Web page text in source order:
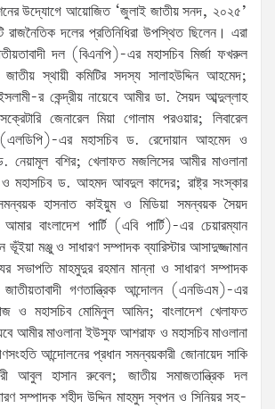
উদ্যোগে আয়োজিত ‘জুলাই জাতীয় সনদ, ২০২৫’
রাজনৈতিক দলের প্রতিনিধিরা উপস্থিত ছিলেন। এরা
দল (বিএনপি)-এর মহাসচিব মির্জা ফখরুল
স্থায়ী কমিটির সদস্য সালাহউদ্দিন আহমেদ;
র কেন্দ্রীয় নায়েবে আমীর ডা. সৈয়দ আব্দুল্লাহ
জেনারেল মিয়া গোলাম পরওয়ার; লিবারেল
(এলডিপি)-এর মহাসচিব ড. রেদোয়ান আহমেদ ও
নেয়ামূল বশির; খেলাফত মজলিসের আমীর মাওলানা
মহাসচিব ড. আহমদ আবদুল কাদের; রাষ্ট্র সংস্কার
হাসনাত কাইয়ুম ও মিডিয়া সমন্বয়ক সৈয়দ
বাংলাদেশ পার্টি (এবি পার্টি)-এর চেয়ারম্যান
ভূঁইয়া মঞ্জু ও সাধারণ সম্পাদক ব্যারিস্টার আসাদুজ্জামান
সভাপতি মাহমুদুর রহমান মান্না ও সাধারণ সম্পাদক
গণতান্ত্রিক আন্দোলন (এনডিএম)-এর
ও মহাসচিব মোমিনুল আমিন; বাংলাদেশ খেলাফত
আমীর মাওলানা ইউসুফ আশরাফ ও মহাসচিব মাওলানা
আন্দোলনের প্রধান সমন্বয়কারী জোনায়েদ সাকি
আবুল হাসান রুবেল; জাতীয় সমাজতান্ত্রিক দল
সম্পাদক শহীদ উদ্দিন মাহমুদ স্বপন ও সিনিয়র সহ-